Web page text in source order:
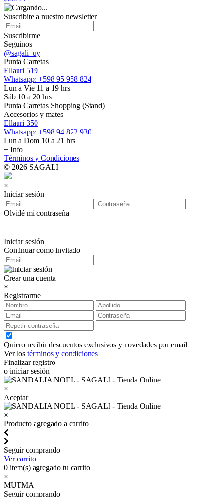
Suscribite a nuestro newsletter
Suscribirme
Seguinos
@sagali_uy
Punta Carretas
Ellauri 519
Whatsapp: +598 95 958 824
Lun a Vie 11 a 19 hrs
Sáb 10 a 20 hrs
Punta Carretas Shopping (Stand)
Accesorios y mates
Ellauri 350
Whatsapp: +598 94 822 930
Lun a Dom 10 a 21 hrs
+ Info
Términos y Condiciones
© 2026 SAGALI
×
Iniciar sesión
Olvidé mi contraseña
Iniciar sesión
Continuar como invitado
Crear una cuenta
×
Registrarme
Quiero recibir descuentos exclusivos y novedades por email
Ver los términos y condiciones
Finalizar registro
o iniciar sesión
×
Aceptar
×
Producto agregado a carrito
Seguir comprando
Ver carrito
0 item(s) agregado tu carrito
×
MUTMA
Seguir comprando